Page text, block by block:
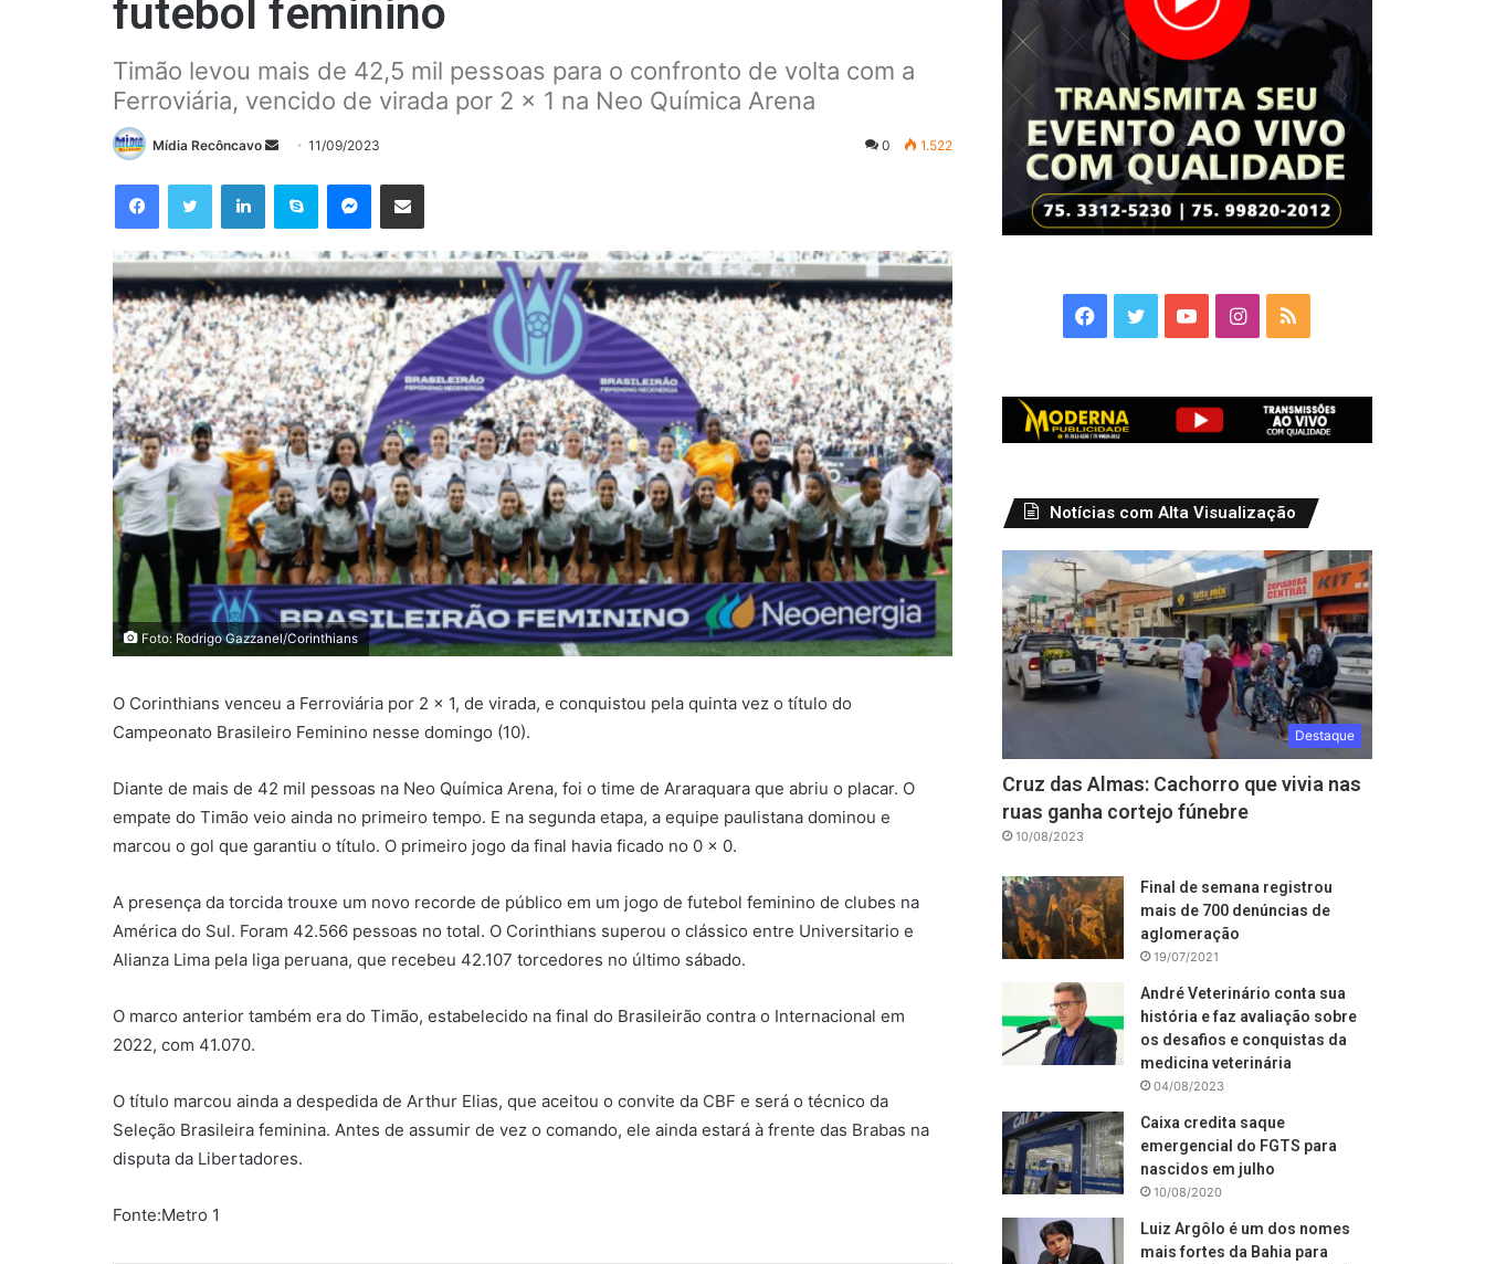
futebol feminino
Timão levou mais de 42,5 mil pessoas para o confronto de volta com a
Ferroviária, vencido de virada por 2 x 1 na Neo Química Arena
Mídia Recôncavo
Mande
e-
11/09/2023 0 1.522
FacebookTwitter LinkedinSkype Messenger
Compartilhar via e-mail
Foto: Rodrigo Gazzanel/Corinthians
O Corinthians venceu a Ferroviária por 2 x 1, de virada, e conquistou pela quinta vez o título do
Campeonato Brasileiro Feminino nesse domingo (10).
Diante de mais de 42 mil pessoas na Neo Química Arena, foi o time de Araraquara que abriu o placar. O
empate do Timão veio ainda no primeiro tempo. E na segunda etapa, a equipe paulistana dominou e
marcou o gol que garantiu o título. O primeiro jogo da final havia ficado no 0 x 0.
A presença da torcida trouxe um novo recorde de público em um jogo de futebol feminino de clubes na
América do Sul. Foram 42.566 pessoas no total. O Corinthians superou o clássico entre Universitario e
Alianza Lima pela liga peruana, que recebeu 42.107 torcedores no último sábado.
O marco anterior também era do Timão, estabelecido na final do Brasileirão contra o Internacional em
2022, com 41.070.
O título marcou ainda a despedida de Arthur Elias, que aceitou o convite da CBF e será o técnico da
Seleção Brasileira feminina. Antes de assumir de vez o comando, ele ainda estará à frente das Brabas na
disputa da Libertadores.
Fonte:Metro 1
Facebook
TwitterYouTubeInstagram
RSS
Notícias com Alta Visualização
Destaque
Cruz das Almas: Cachorro que vivia nas
ruas ganha cortejo fúnebre
10/08/2023
Final de semana registrou
mais de 700 denúncias de
aglomeração
19/07/2021
André Veterinário conta sua
história e faz avaliação sobre
os desafios e conquistas da
medicina veterinária
04/08/2023
Caixa credita saque
emergencial do FGTS para
nascidos em julho
10/08/2020
Luiz Argôlo é um dos nomes
mais fortes da Bahia para